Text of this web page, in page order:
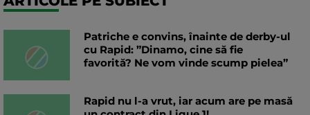
Patriche e convins, înainte de derby-ul
cu Rapid: ”Dinamo, cine să fie
favorită? Ne vom vinde scump pielea”
Rapid nu l-a vrut, iar acum are pe masă